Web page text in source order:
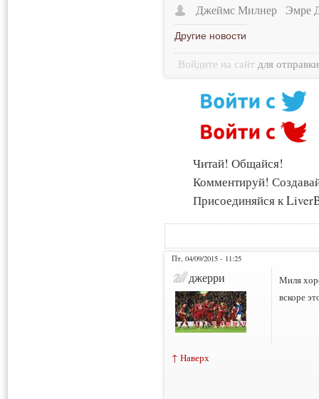
Джеймс Милнер Эмре
Другие новости
Войдите на сайт для
Читай! Общайся!
Комментируй!
Присоединяйся к
Пт, 04/09/2015 - 11:25
джерри
Миля
вскоре
↑ Наверх